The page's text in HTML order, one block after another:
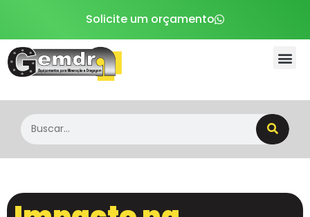
Solicite um orçamento